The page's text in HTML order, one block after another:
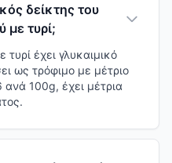
δείκτης του
με τυρί;
έχει γλυκαιμικό
ως τρόφιμο με μέτριο
ανά 100g, έχει μέτρια